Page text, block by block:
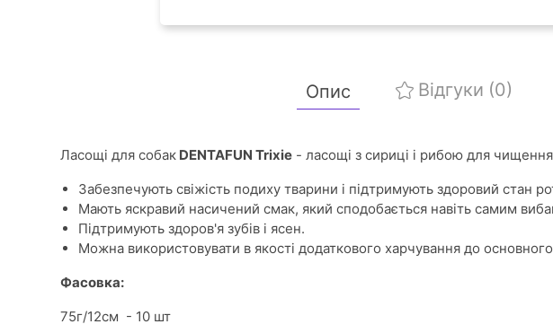
Опис Відгуки (0)
Ласощі для собак DENTAFUN Trixie - ласощі з сириці і рибою для чищення
Забезпечують свіжість подиху тварини і підтримують здоровий стан
Мають яскравий насичений смак, який сподобається навіть самим
Підтримують здоров'я зубів і ясен.
Можна використовувати в якості додаткового харчування до
Фасовка:
75г/12см - 10 шт